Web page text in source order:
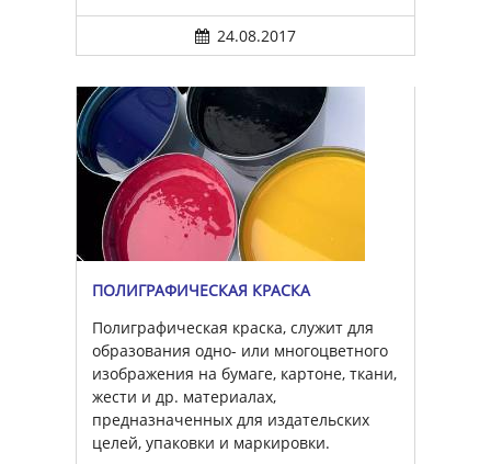
24.08.2017
ПОЛИГРАФИЧЕСКАЯ КРАСКА
Полиграфическая краска, служит для
образования одно- или многоцветного
изображения на бумаге, картоне, ткани,
жести и др. материалах,
предназначенных для издательских
целей, упаковки и маркировки.